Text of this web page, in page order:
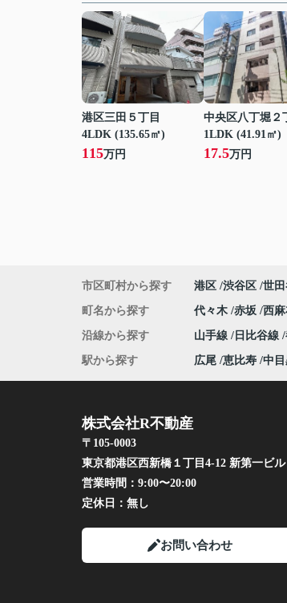
港区三田５丁目
4LDK (135.65㎡)
115万円
中央区八丁堀２
1LDK (41.91㎡)
17.5万円
市区町村から探す 港区 渋谷区 世
町名から探す 代々木 赤坂 西
沿線から探す 山手線 日比谷線
駅から探す 広尾 恵比寿 中
株式会社R不動産
〒105-0003
東京都港区西新橋１丁目4-12 新第一ビル
営業時間： 9:00〜20:00
定休日： 無し
お問い合わせ